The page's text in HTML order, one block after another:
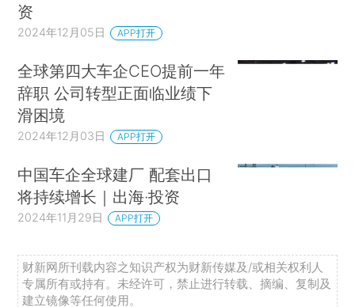
资
2024年12月05日 APP打开
全球第四大车企CEO提前一年
辞职 公司转型正面临业绩下
滑困境
2024年12月03日 APP打开
中国车企全球建厂 配套出口
将持续增长｜出海·投资
2024年11月29日 APP打开
财新网所刊载内容之知识产权为财新传媒及/或相关权利人
专属所有或持有。未经许可，禁止进行转载、摘编、复制及
建立镜像等任何使用。